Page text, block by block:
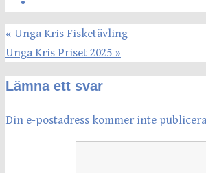
« Unga Kris Fisketävling
Unga Kris Priset 2025 »
Lämna ett svar
Din e-postadress kommer inte